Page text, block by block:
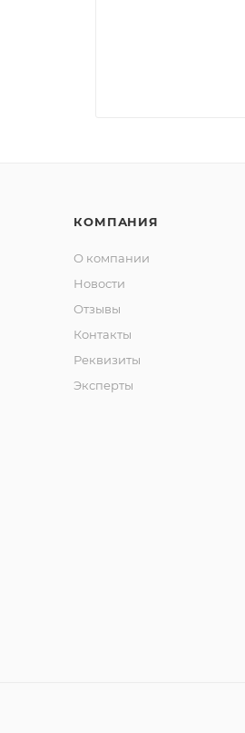
КОМПАНИЯ
О компании
Новости
Отзывы
Контакты
Реквизиты
Эксперты